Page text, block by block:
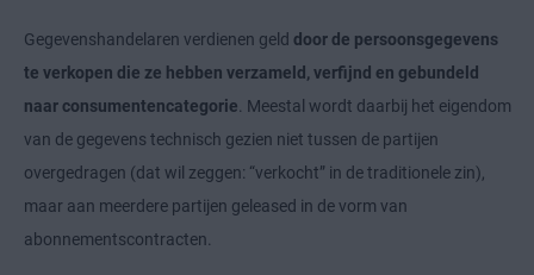
Gegevenshandelaren verdienen geld door de persoonsgegevens
te verkopen die ze hebben verzameld, verfijnd en gebundeld
naar consumentencategorie. Meestal wordt daarbij het eigendom
van de gegevens technisch gezien niet tussen de partijen
overgedragen (dat wil zeggen: “verkocht” in de traditionele zin),
maar aan meerdere partijen geleased in de vorm van
abonnementscontracten.